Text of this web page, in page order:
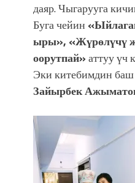
даяр. Чыгарууга
Буга чейин
ыры», «Жүрөлүчү
оорутпай»аттуу үч
Эки китебимдин
Зайырбек